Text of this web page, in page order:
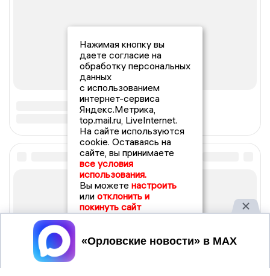
Нажимая кнопку вы
даете согласие на
обработку персональных
данных
с использованием
интернет-сервиса
Яндекс.Метрика,
top.mail.ru, LiveInternet.
На сайте используются
cookie. Оставаясь на
сайте, вы принимаете
все условия
использования.
Вы можете настроить
или отклонить и
покинуть сайт
Принять